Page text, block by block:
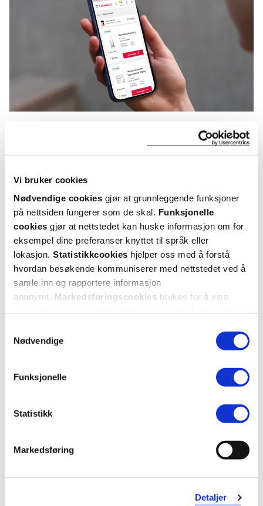
Vi bruker cookies
Nødvendige cookies gjør at grunnleggende funksjoner
på nettsiden fungerer som de skal. Funksjonelle
cookies gjør at nettstedet kan huske informasjon om for
eksempel dine preferanser knyttet til språk eller
lokasjon. Statistikkcookies hjelper oss med å forstå
hvordan besøkende kommuniserer med nettstedet ved å
samle inn og rapportere informasjon
anonymt. Markedsføringscookies brukes for å vise
Nødvendige
Funksjonelle
Statistikk
Markedsføring
Detaljer
KUNDEANMELDELSER
5 anmeldelser
5 stjerner 5
4 stjerner
3 stjerner
0